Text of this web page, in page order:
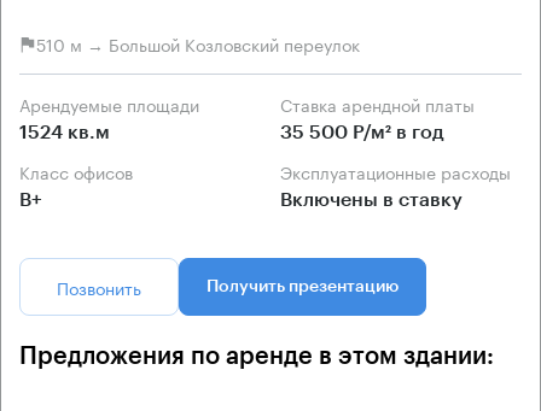
510 м → Большой Козловский переулок
Арендуемые площади
1524 кв.м
Ставка арендной платы
35 500 Р/м² в год
Класс офисов
B+
Эксплуатационные расходы
Включены в ставку
Позвонить Получить презентацию
Предложения по аренде в этом здании: